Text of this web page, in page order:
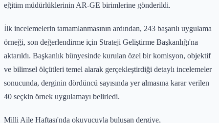
eğitim müdürlüklerinin AR-GE birimlerine gönderildi.
İlk incelemelerin tamamlanmasının ardından, 243 başarılı uygulama
örneği, son değerlendirme için Strateji Geliştirme Başkanlığı'na
aktarıldı. Başkanlık bünyesinde kurulan özel bir komisyon, objektif
ve bilimsel ölçütleri temel alarak gerçekleştirdiği detaylı incelemeler
sonucunda, derginin dördüncü sayısında yer almasına karar verilen
40 seçkin örnek uygulamayı belirledi.
Milli Aile Haftası'nda okuyucuyla buluşan dergiye,